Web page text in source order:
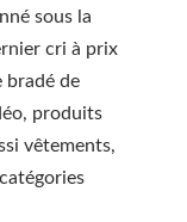
sous la
cri à prix
bradé de
produits
vêtements,